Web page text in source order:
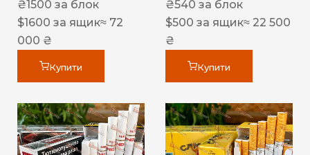
₴1500 за блок
$1600 за ящик≈ 72
000 ₴
Купити
₴540 за блок
$500 за ящик≈ 22 500
₴
Купити